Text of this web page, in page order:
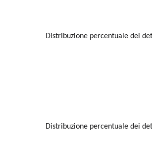
Distribuzione percentuale dei
Distribuzione percentuale dei